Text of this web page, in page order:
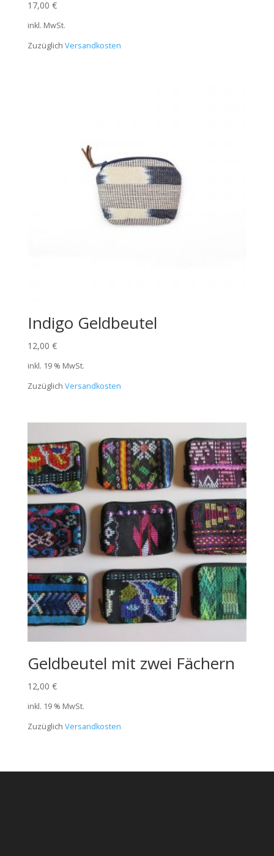
17,00 €
inkl. MwSt.
Zuzüglich Versandkosten
Indigo Geldbeutel
12,00 €
inkl. 19 % MwSt.
Zuzüglich Versandkosten
Geldbeutel mit zwei Fächern
12,00 €
inkl. 19 % MwSt.
Zuzüglich Versandkosten